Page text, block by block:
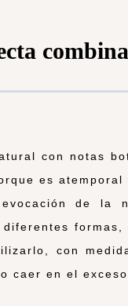
con notas
es
de la
con
caer en el exceso.